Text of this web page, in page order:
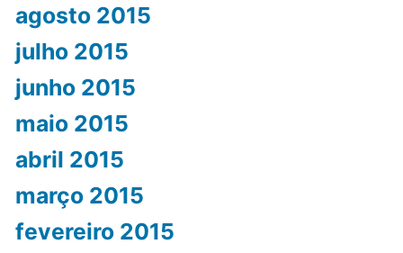
agosto 2015
julho 2015
junho 2015
maio 2015
abril 2015
março 2015
fevereiro 2015